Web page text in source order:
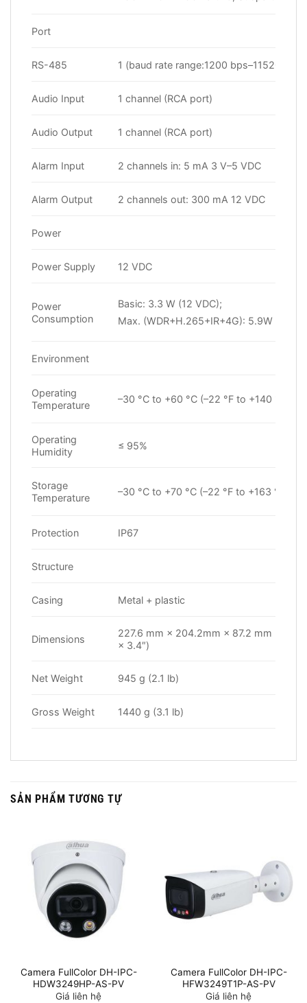
Port
RS-485 1 (baud rate range:1200 bps–115200
Audio Input 1 channel (RCA port)
Audio Output 1 channel (RCA port)
Alarm Input 2 channels in: 5 mA 3 V–5 VDC
Alarm Output 2 channels out: 300 mA 12 VDC
Power
Power Supply 12 VDC
Power
Consumption
Basic: 3.3 W (12 VDC);
Max. (WDR+H.265+IR+4G): 5.9W (12
Environment
Operating
Temperature
–30 °C to +60 °C (–22 °F to +140 °F)
Operating
Humidity
≤ 95%
Storage
Temperature
–30 °C to +70 °C (–22 °F to +163 °F)
Protection IP67
Structure
Casing Metal + plastic
Dimensions
227.6 mm × 204.2mm × 87.2 mm (9.0″
× 3.4″)
Net Weight 945 g (2.1 lb)
Gross Weight 1440 g (3.1 lb)
SẢN PHẨM TƯƠNG TỰ
Camera FullColor DH-IPC-
HDW3249HP-AS-PV
Giá liên hệ
Camera FullColor DH-IPC-
HFW3249T1P-AS-PV
Giá liên hệ